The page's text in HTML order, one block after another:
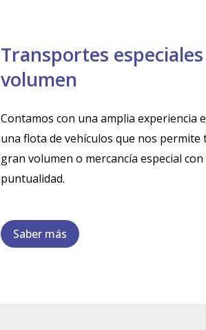
Transportes
volumen
Contamos con una amplia experiencia
una flota de vehículos que nos
gran volumen o mercancía especial
puntualidad.
Saber más